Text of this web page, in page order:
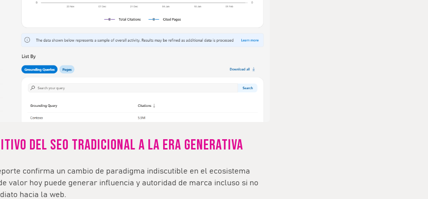
del SEO tradicional a la era generativa
confirma un cambio de paradigma indiscutible en el ecosistema
valor hoy puede generar influencia y autoridad de marca incluso si no
hacia la web.